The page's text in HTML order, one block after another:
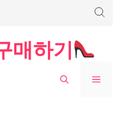
매하기
MENU